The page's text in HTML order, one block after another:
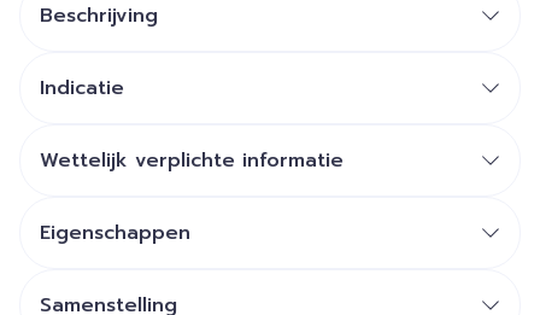
Beschrijving
Cysteïne
Indicatie
aan stress, dieet, seizoensverandering, post-
NAGELS Verzwakte, gedevitaliseerde, zachte en
Wettelijk verplichte informatie
Eigenschappen
Samenstelling